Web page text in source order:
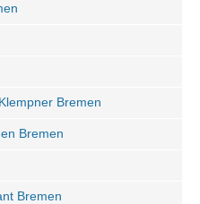
Bremen
Bremen
Bremen